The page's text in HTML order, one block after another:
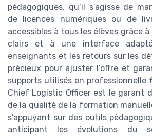
pédagogiques, qu’il s’agisse de
de licences numériques ou de
accessibles à tous les élèves grâce à
clairs et à une interface
enseignants et les retours sur les
précieux pour ajuster l’offre et
supports utilisés en professionnelle
Chief Logistic Officer est le garant
de la qualité de la formation
s’appuyant sur des outils
anticipant les évolutions du